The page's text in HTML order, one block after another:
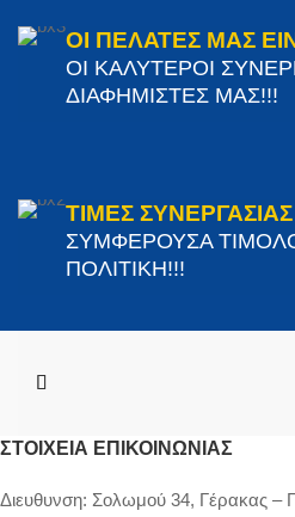
ΟΙ ΠΕΛΑΤΕΣ ΜΑΣ
ΟΙ ΚΑΛΥΤΕΡΟΙ
ΔΙΑΦΗΜΙΣΤΕΣ ΜΑΣ!!!
ΤΙΜΕΣ ΣΥΝΕΡΓΑΣΙΑΣ
ΣΥΜΦΕΡΟΥΣΑ
ΠΟΛΙΤΙΚΗ!!!
ΣΤΟΙΧΕΊΑ ΕΠΙΚΟΙΝΩΝΊΑΣ
Διευθυνση: Σολωμού 34, Γέρακας –